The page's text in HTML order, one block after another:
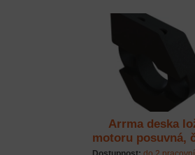
Arrma deska
motoru posuvná,